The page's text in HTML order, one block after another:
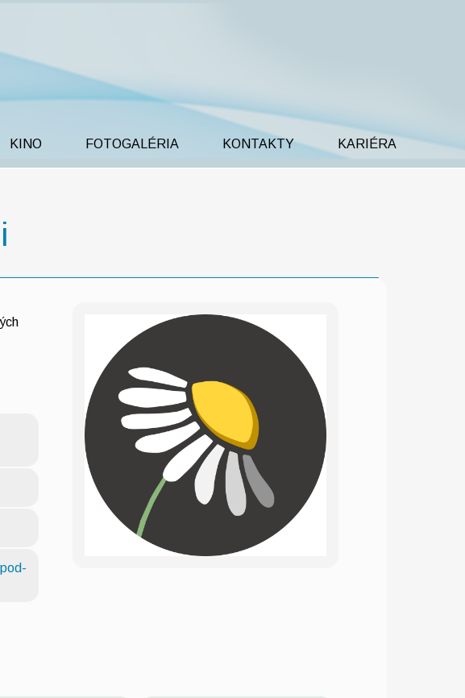
KINO FOTOGALÉRIA KONTAKTY KARIÉRA